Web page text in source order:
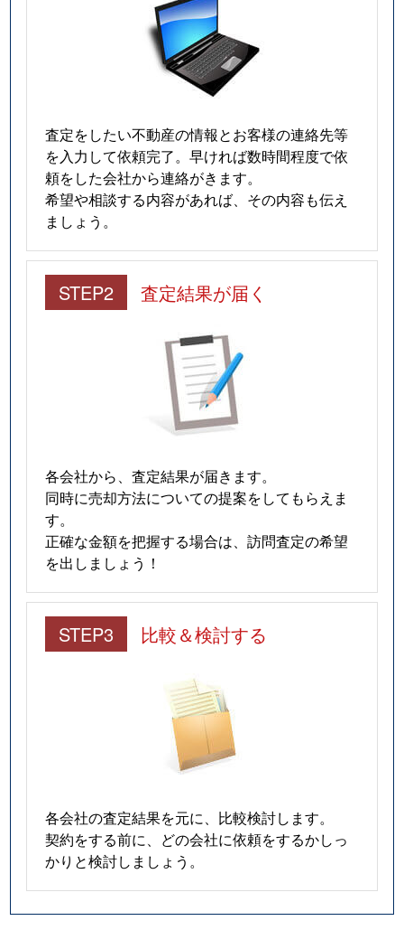
査定をしたい不動産の情報とお客様の連絡先等
を入力して依頼完了。早ければ数時間程度で依
頼をした会社から連絡がきます。
希望や相談する内容があれば、その内容も伝え
ましょう。
STEP2 査定結果が届く
各会社から、査定結果が届きます。
同時に売却方法についての提案をしてもらえま
す。
正確な金額を把握する場合は、訪問査定の希望
を出しましょう！
STEP3 比較＆検討する
各会社の査定結果を元に、比較検討します。
契約をする前に、どの会社に依頼をするかしっ
かりと検討しましょう。